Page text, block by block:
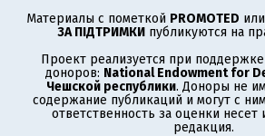
Материалы с пометкой PROMOTED или
ЗА ПІДТРИМКИ публикуются на
Проект реализуется при
доноров: National Endowment for
Чешской республики. Доноры не
содержание публикаций и могут с
ответственность за оценки несет
редакция.